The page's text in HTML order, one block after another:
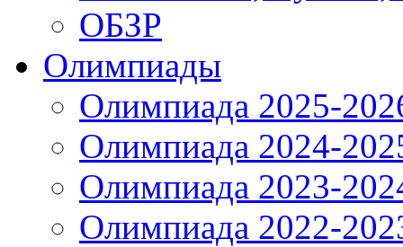
ОБЗР
Олимпиады
Олимпиада 2025-
Олимпиада 2024-
Олимпиада 2023-
Олимпиада 2022-